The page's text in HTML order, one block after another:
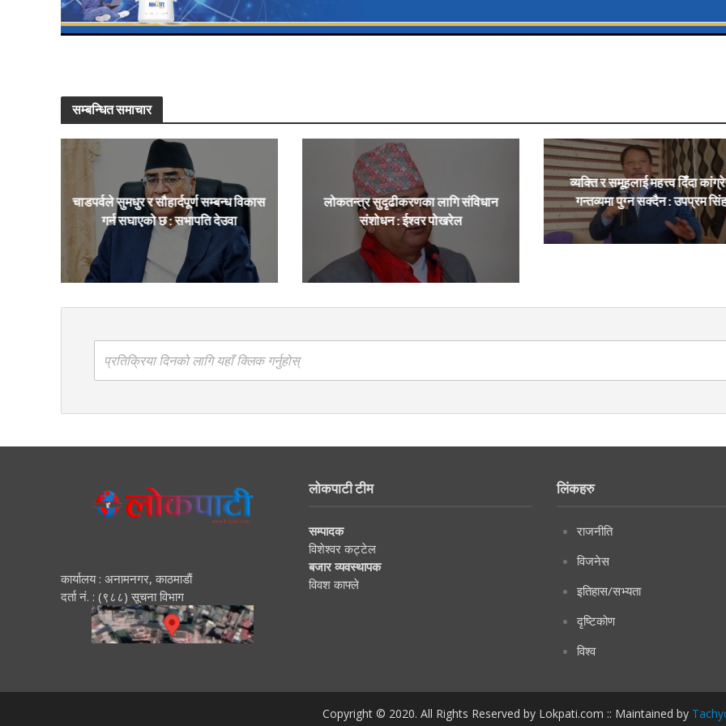
सम्बन्धित समाचार
चाडपर्वले सुमधुर र सौहार्दपूर्ण सम्बन्ध विकास
गर्न सघाएको छ : सभापति देउवा
लोकतन्त्र सुदृढीकरणका लागि संविधान
संशोधन : ईश्वर पोखरेल
व्यक्ति र समूहलाई महत्त्व दिँदा
गन्तव्यमा पुग्न सक्दैन : उपप्रम
प्रतिक्रिया दिनको लागि यहाँ क्लिक गर्नुहोस्
कार्यालय : अनामनगर, काठमाडाैं
दर्ता नं. : (९८८) सूचना विभाग
लोकपाटी टीम
सम्पादक
विशेश्वर कट्टेल
बजार व्यवस्थापक
विवश काफ्ले
लिंकहरु
राजनीति
विजनेस
इतिहास/सभ्यता
दृष्टिकोण
विश्व
Copyright © 2020. All Rights Reserved by Lokpati.com :: Maintained by